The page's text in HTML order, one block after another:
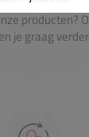
producten?
je graag verder.